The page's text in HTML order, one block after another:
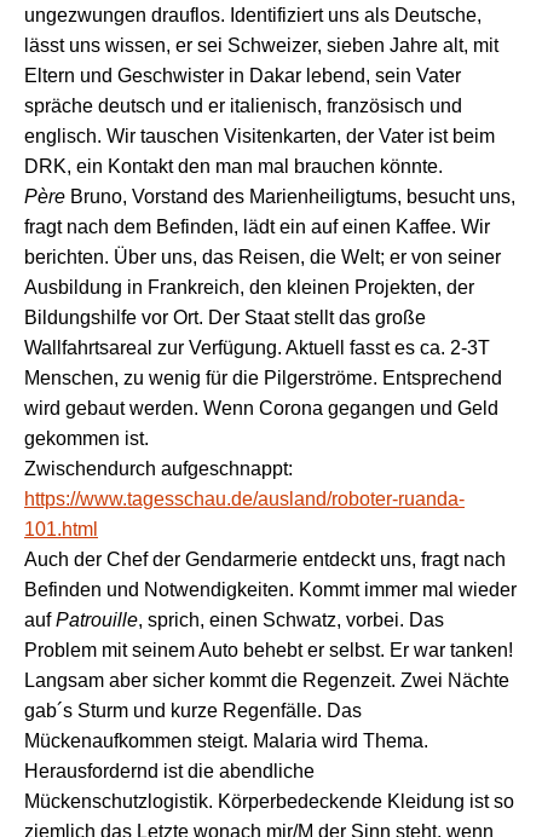
ungezwungen drauflos. dentifiziert uns als Deutsche,
lässt uns wissen, er sei Schweizer, sieben Jahre alt, mit
Eltern und Geschwister in Dakar lebend, sein Vater
spräche deutsch und er italienisch, französisch und
englisch. Wir tauschen Visitenkarten, der Vater ist beim
DRK, ein Kontaktden man mal brauchen könnte.
Père Bruno, Vorstand des Marienheiligtums, besucht uns,
fragt nach dem Befinden, lädt ein auf einen Kaffee. Wir
berichten. Über uns, das Reisen, die Welt; er von seiner
Ausbildung in Frankreich, den kleinen Projekten, der
Bildungshilfe vor Ort. Der Staat stellt das große
Wallfahrtsareal zur Verfügung. Aktuell fasstes ca. 2-3T
Menschen, zu wenig für die Pilgerströme. Entsprechend
wird gebaut werden. Wenn Corona gegangen und Geld
gekommen ist.
Zwischendurch aufgeschnappt:
https://www.tagesschau.de/ausland/roboter-ruanda-
101.html
Auch der Chef der Gendarmerie entdeckt uns, fragt nach
Befinden und Notwendigkeiten. Kommt immer mal wieder
aufPatrouille, sprich, einen Schwatz, vorbei. Das
Problem mit seinem Auto behebt er selbst. Er war tanken!
Langsam aber sicher kommt die Regenzeit. Zwei Nächte
gab´s Sturm und kurze Regenfälle. Das
Mückenaufkommen steigt. Malaria wird Thema.
Herausfordernd ist die abendliche
Mückenschutzlogistik. Körperbedeckende Kleidung ist so
ziemlich das Letzte wonach mir/M der Sinn steht, wenn